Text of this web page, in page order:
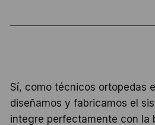
Sí, como técnicos ortopedas
diseñamos y fabricamos el
integre perfectamente con la